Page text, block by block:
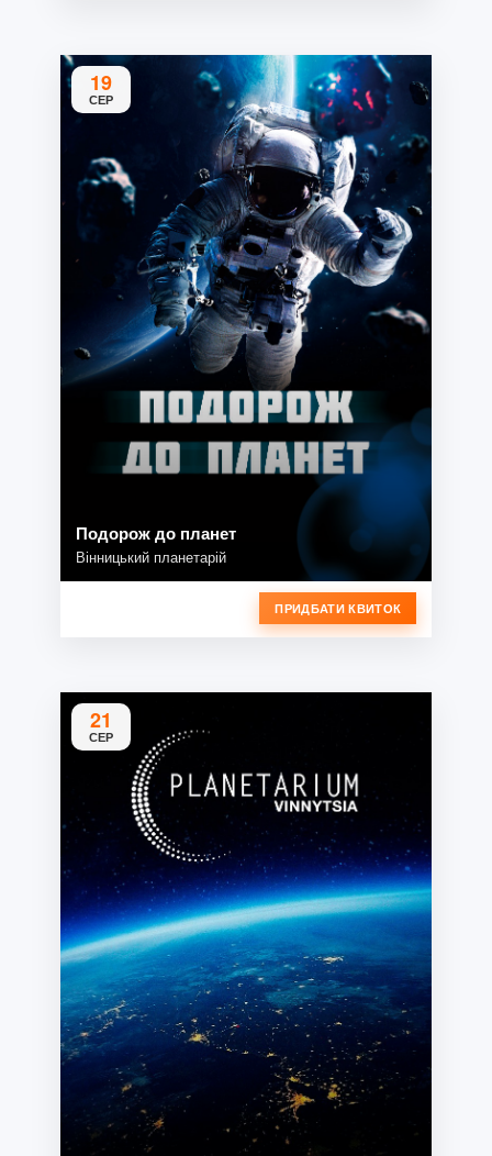
19
СЕР
Подорож до планет
Вінницький планетарій
ПРИДБАТИ КВИТОК
21
СЕР